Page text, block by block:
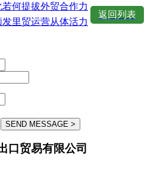
何提拔外贸合作力
里贸运营从体活力
返回列表
口贸易有限公司